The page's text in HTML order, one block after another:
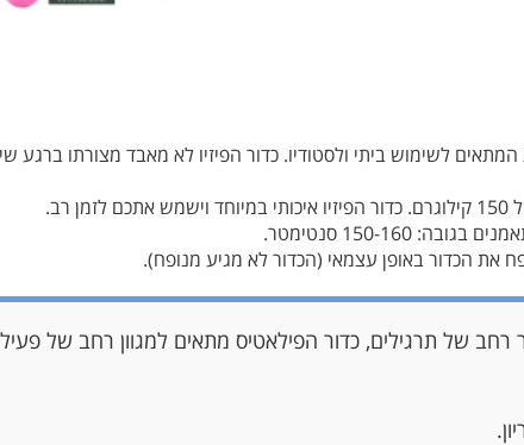
דפנות עבות המתאים לשימוש ביתי ולסטודיו. כדור הפיזיו לא מאבד מצורתו
את הכדור באופן עצמאי (הכדור לא מגיע מנופח).
של תרגילים, כדור הפילאטיס מתאים למגוון רחב של